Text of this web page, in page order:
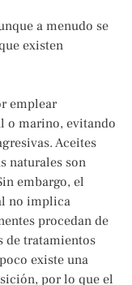
a menudo se
existen
emplear
o marino, evitando
Aceites
naturales son
embargo, el
no implica
procedan de
de tratamientos
existe una
por lo que el